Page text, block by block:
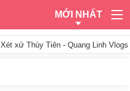
MỚI NHẤT
Xét xử Thùy Tiên - Quang Linh